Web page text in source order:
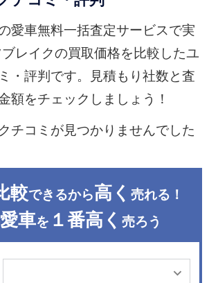
愛車無料一括査定サービスで実
レイクの買取価格を比較したユ
・評判です。見積もり社数と査
額をチェックしましょう！
チコミが見つかりませんでした
較できるから高く 売れる！
愛車を １番高く 売ろう